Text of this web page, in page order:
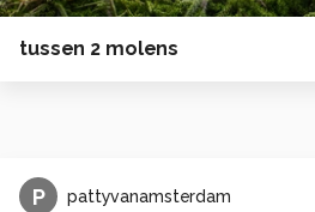
tussen 2 molens
P pattyvanamsterdam